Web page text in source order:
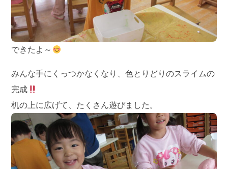
できたよ～
みんな手にくっつかなくなり、色とりどりのスライムの
完成
机の上に広げて、たくさん遊びました。